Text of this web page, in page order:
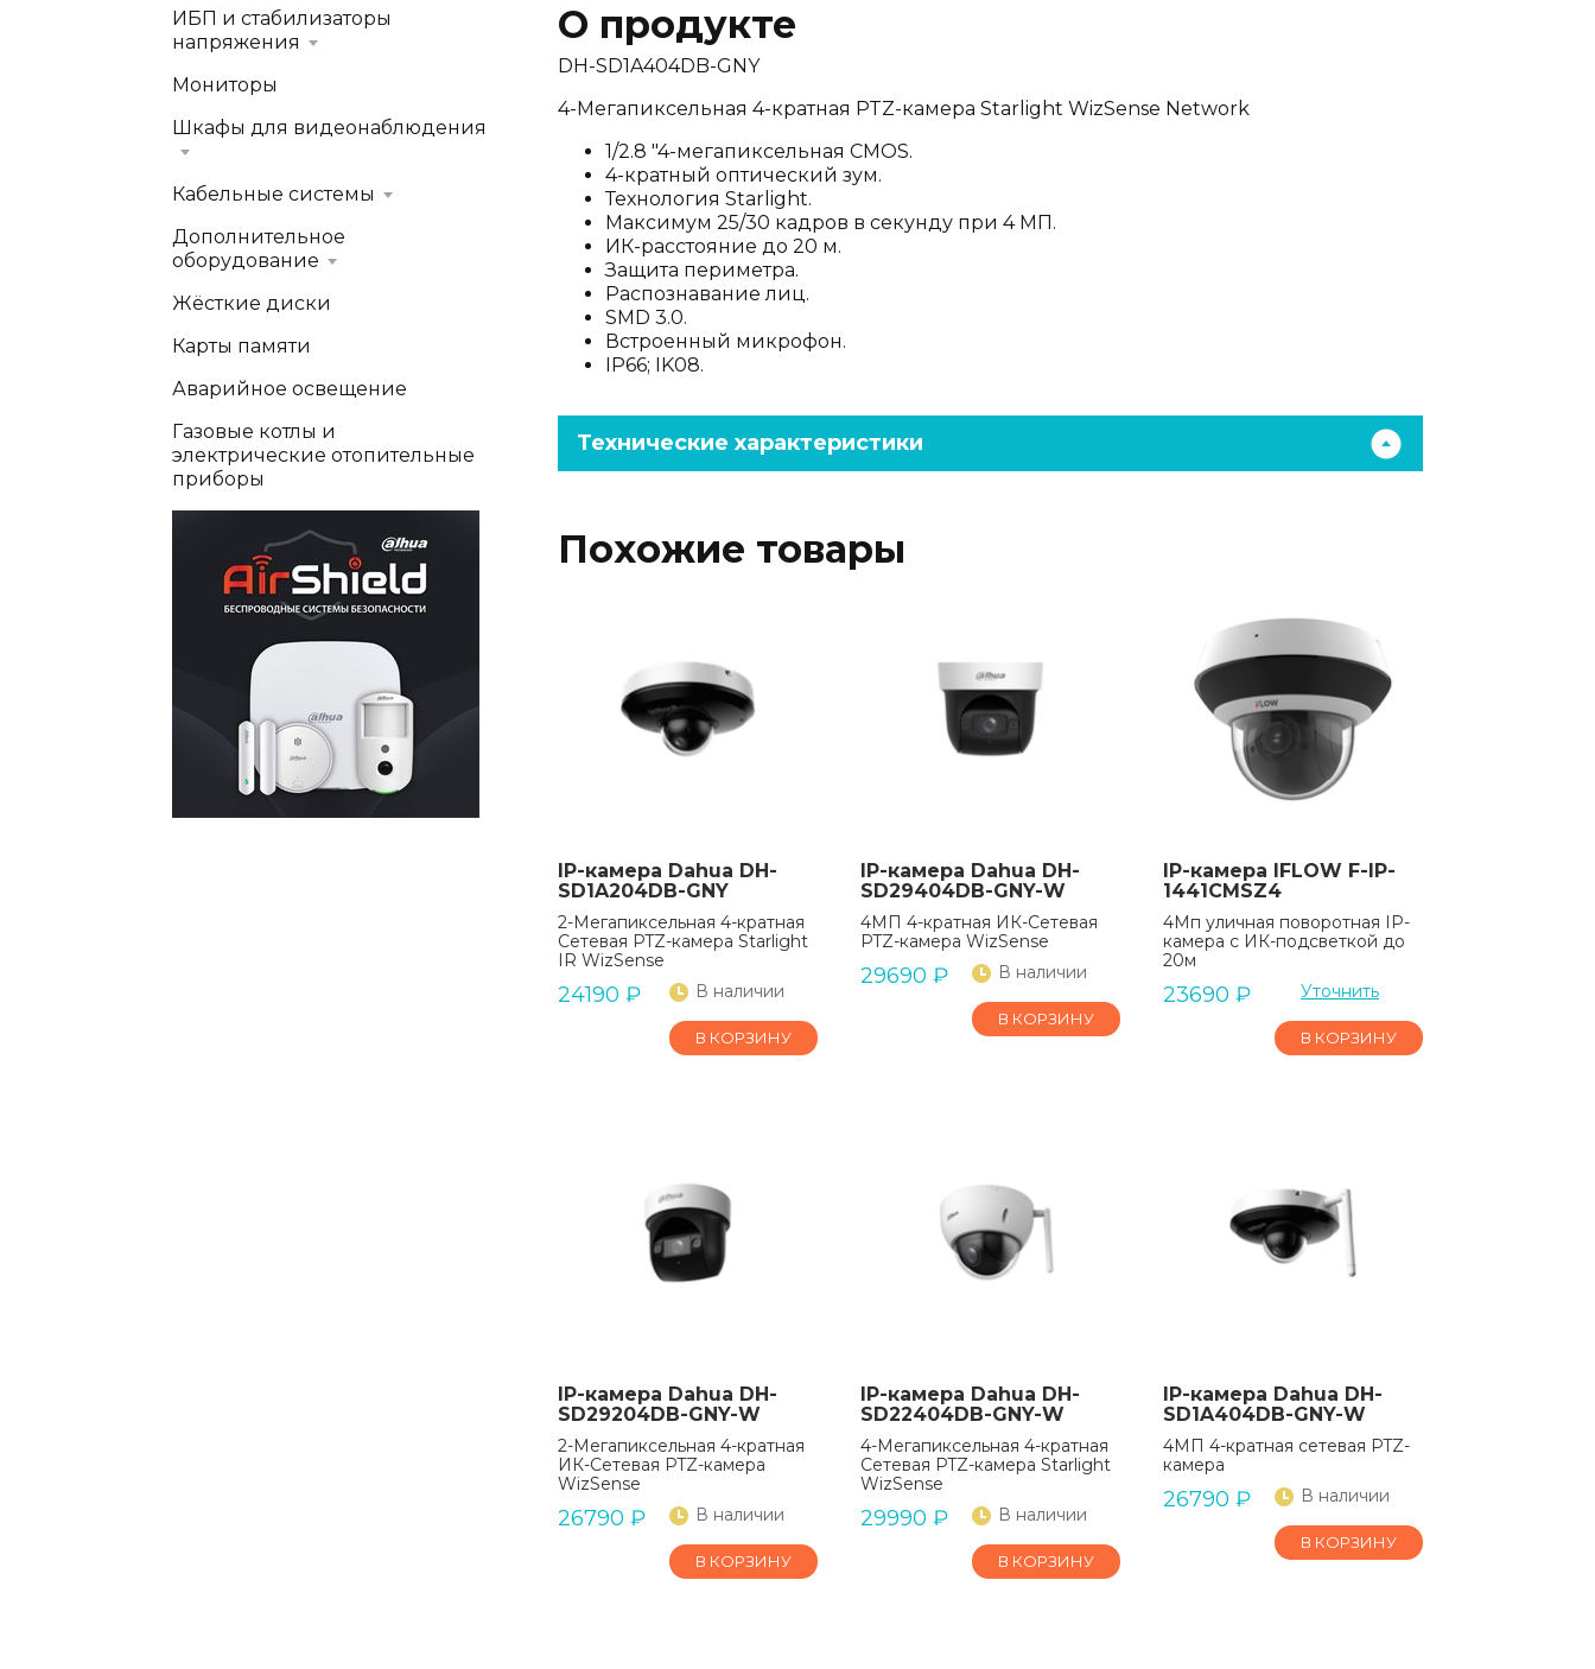
О продукте
DH-SD1A404DB-GNY
4-Мегапиксельная 4-кратная PTZ-камера Starlight WizSense Network
1/2.8 "4-мегапиксельная CMOS.
4-кратный оптический зум.
Технология Starlight.
Максимум 25/30 кадров в секунду при 4 МП.
ИК-расстояние до 20 м.
Защита периметра.
Распознавание лиц.
SMD 3.0.
Встроенный микрофон.
IP66; IK08.
Технические характеристики
Похожие товары
IP-камера Dahua DH-
SD1A204DB-GNY
2-Мегапиксельная 4-кратная
Сетевая PTZ-камера Starlight
IR WizSense
24190 ₽ В наличии
В КОРЗИНУ
IP-камера Dahua DH-
SD29404DB-GNY-W
4МП 4-кратная ИК-Сетевая
PTZ-камера WizSense
29690 ₽ В наличии
В КОРЗИНУ
IP-камера IFLOW F-IP-
1441CMSZ4
4Мп уличная поворотная IP-
камера c ИК-подсветкой до
20м
23690 ₽ Уточнить
В КОРЗИНУ
IP-камера Dahua DH-
SD29204DB-GNY-W
2-Мегапиксельная 4-кратная
ИК-Сетевая PTZ-камера
WizSense
26790 ₽ В наличии
В КОРЗИНУ
IP-камера Dahua DH-
SD22404DB-GNY-W
4-Мегапиксельная 4-кратная
Сетевая PTZ-камера Starlight
WizSense
29990 ₽ В наличии
В КОРЗИНУ
IP-камера Dahua DH-
SD1A404DB-GNY-W
4МП 4-кратная сетевая PTZ-
камера
26790 ₽ В наличии
В КОРЗИНУ
ИБП и стабилизаторы
напряжения
Мониторы
Шкафы для видеонаблюдения
Кабельные системы
Дополнительное
оборудование
Жёсткие диски
Карты памяти
Аварийное освещение
Газовые котлы и
электрические отопительные
приборы